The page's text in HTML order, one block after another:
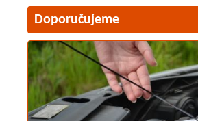
Doporučujeme